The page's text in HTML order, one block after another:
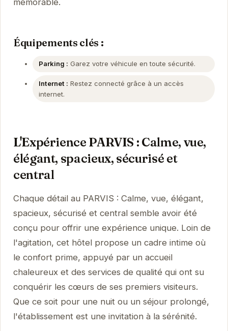
mémorable.
Équipements clés :
Parking : Garez votre véhicule en toute sécurité.
Internet : Restez connecté grâce à un accès
internet.
L'Expérience PARVIS : Calme, vue,
élégant, spacieux, sécurisé et
central
Chaque détail au PARVIS : Calme, vue, élégant,
spacieux, sécurisé et central semble avoir été
conçu pour offrir une expérience unique. Loin de
l'agitation, cet hôtel propose un cadre intime où
le confort prime, appuyé par un accueil
chaleureux et des services de qualité qui ont su
conquérir les cœurs de ses premiers visiteurs.
Que ce soit pour une nuit ou un séjour prolongé,
l'établissement est une invitation à la sérénité.